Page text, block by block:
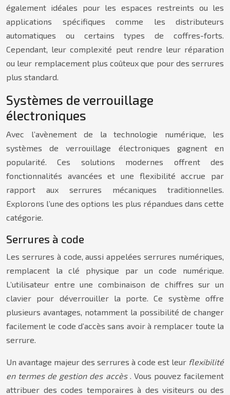
également idéales pour les espaces restreints ou les
applications spécifiques comme les distributeurs
automatiques ou certains types de coffres-forts.
Cependant, leur complexité peut rendre leur réparation
ou leur remplacement plus coûteux que pour des serrures
plus standard.
Systèmes de verrouillage
électroniques
Avec l’avènement de la technologie numérique, les
systèmes de verrouillage électroniques gagnent en
popularité. Ces solutions modernes offrent des
fonctionnalités avancées et une flexibilité accrue par
rapport aux serrures mécaniques traditionnelles.
Explorons l’une des options les plus répandues dans cette
catégorie.
Serrures à code
Les serrures à code, aussi appelées serrures numériques,
remplacent la clé physique par un code numérique.
L’utilisateur entre une combinaison de chiffres sur un
clavier pour déverrouiller la porte. Ce système offre
plusieurs avantages, notamment la possibilité de changer
facilement le code d’accès sans avoir à remplacer toute la
serrure.
Un avantage majeur des serrures à code est leur flexibilité
en termes de gestion des accès . Vous pouvez facilement
attribuer des codes temporaires à des visiteurs ou des